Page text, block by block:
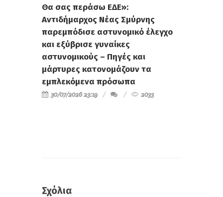
Θα σας περάσω ΕΔΕ»:
Αντιδήμαρχος Νέας Σμύρνης
παρεμπόδισε αστυνομικό έλεγχο
και εξύβρισε γυναίκες
αστυνομικούς – Πηγές και
μάρτυρες κατονομάζουν τα
εμπλεκόμενα πρόσωπα
30/07/2026 23:19 2033
Σχόλια